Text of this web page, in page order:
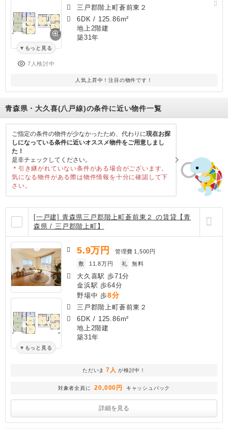
もっと見る
7人検討中
三戸郡階上町蒼前東２
6DK / 125.86m²
地上2階建
築31年
人気上昇中！注目の物件です！
青森県・大久喜(八戸線)の条件に近い物件一覧
ご指定の条件の物件が少なかったため、代わりに現在お探
しになっている条件に近いオススメ物件をご用意しまし
た！
是非チェックしてください。
＊引き継がれていない条件がある場合がございます。
気になる物件がある際は物件情報を十分に確認して下
さい。
[一戸建] 青森県三戸郡階上町蒼前東２ の賃貸【青
森県 / 三戸郡階上町】
もっと見る
5.9万円 管理費 1,500円
敷
11.8万円 礼 無料
大久喜駅 歩71分
金浜駅 歩64分
野場中 歩8分
三戸郡階上町蒼前東２
6DK / 125.86m²
地上2階建
築31年
ただいま 7人 が検討中！
対象者全員に 20,000円 キャッシュバック
詳細を見る